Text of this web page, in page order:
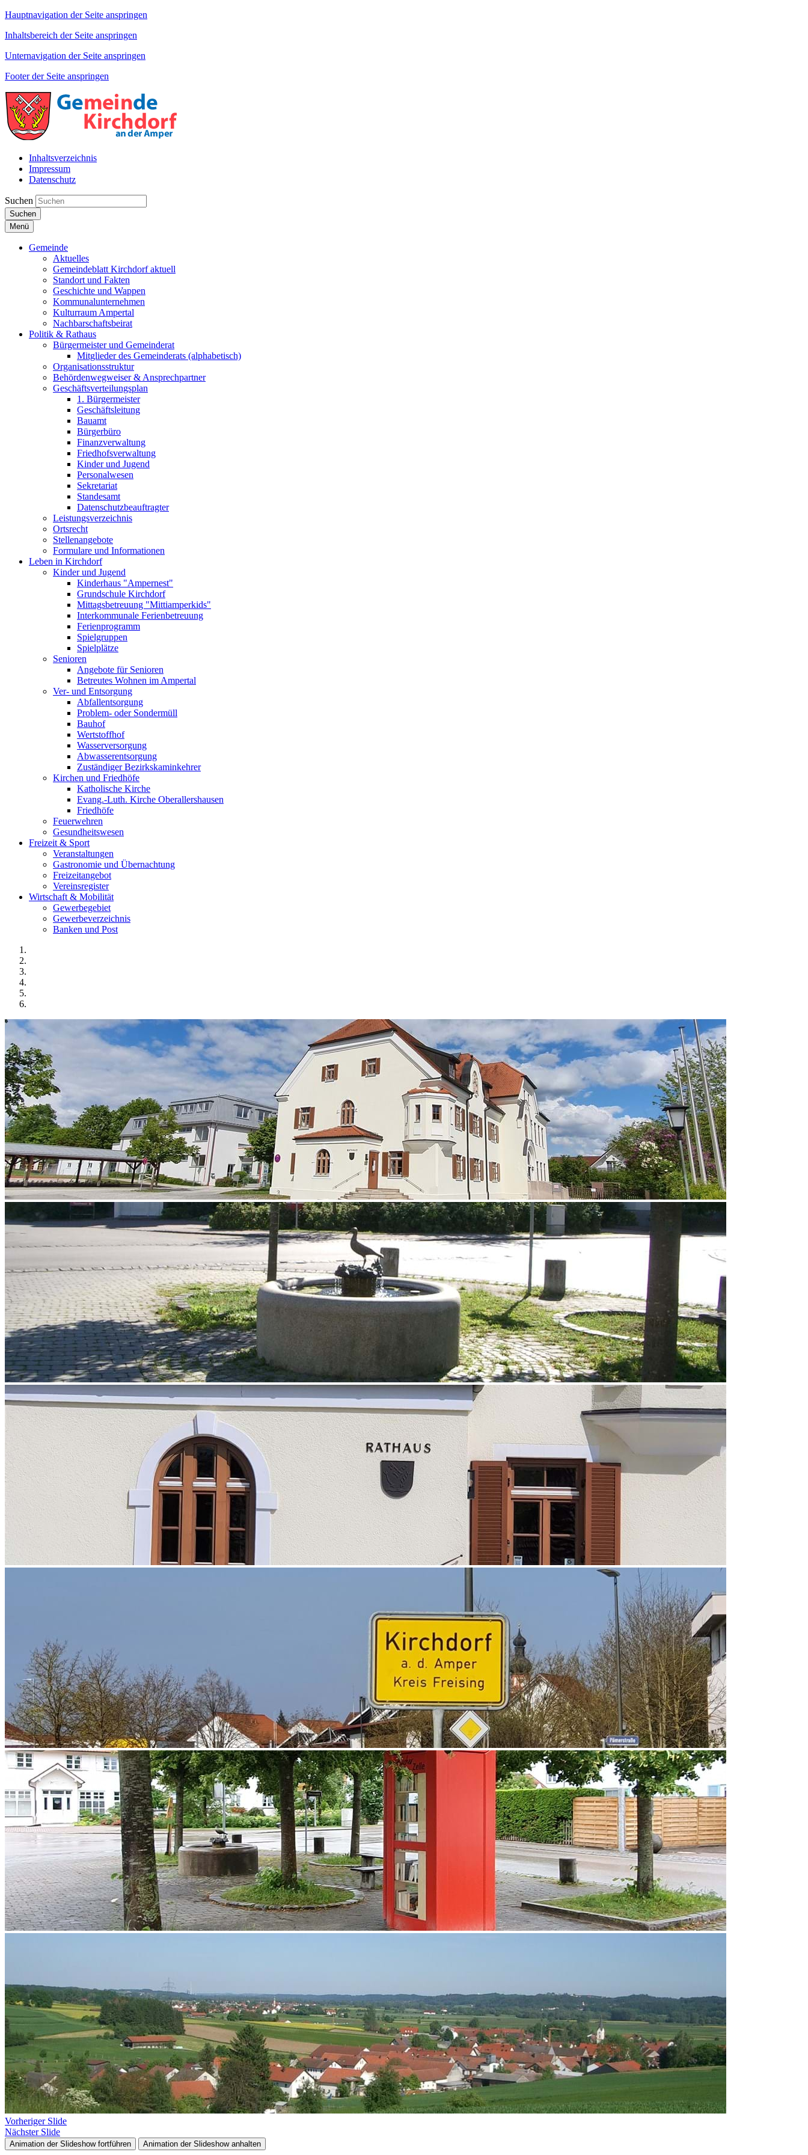
Hauptnavigation der Seite anspringen
Inhaltsbereich der Seite anspringen
Unternavigation der Seite anspringen
Footer der Seite anspringen
Inhaltsverzeichnis
Impressum
Datenschutz
Suchen
Suchen
Menü
Gemeinde
Aktuelles
Gemeindeblatt Kirchdorf aktuell
Standort und Fakten
Geschichte und Wappen
Kommunalunternehmen
Kulturraum Ampertal
Nachbarschaftsbeirat
Politik & Rathaus
Bürgermeister und Gemeinderat
Mitglieder des Gemeinderats (alphabetisch)
Organisationsstruktur
Behördenwegweiser & Ansprechpartner
Geschäftsverteilungsplan
1. Bürgermeister
Geschäftsleitung
Bauamt
Bürgerbüro
Finanzverwaltung
Friedhofsverwaltung
Kinder und Jugend
Personalwesen
Sekretariat
Standesamt
Datenschutzbeauftragter
Leistungsverzeichnis
Ortsrecht
Stellenangebote
Formulare und Informationen
Leben in Kirchdorf
Kinder und Jugend
Kinderhaus "Ampernest"
Grundschule Kirchdorf
Mittagsbetreuung "Mittiamperkids"
Interkommunale Ferienbetreuung
Ferienprogramm
Spielgruppen
Spielplätze
Senioren
Angebote für Senioren
Betreutes Wohnen im Ampertal
Ver- und Entsorgung
Abfallentsorgung
Problem- oder Sondermüll
Bauhof
Wertstoffhof
Wasserversorgung
Abwasserentsorgung
Zuständiger Bezirkskaminkehrer
Kirchen und Friedhöfe
Katholische Kirche
Evang.-Luth. Kirche Oberallershausen
Friedhöfe
Feuerwehren
Gesundheitswesen
Freizeit & Sport
Veranstaltungen
Gastronomie und Übernachtung
Freizeitangebot
Vereinsregister
Wirtschaft & Mobilität
Gewerbegebiet
Gewerbeverzeichnis
Banken und Post
Vorheriger Slide
Nächster Slide
Animation der Slideshow fortführen Animation der Slideshow anhalten